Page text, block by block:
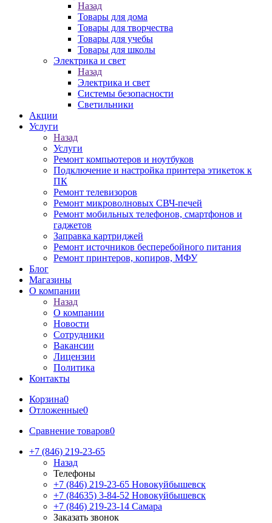
Назад
Товары для дома
Товары для творчества
Товары для учебы
Товары для школы
Электрика и свет
Назад
Электрика и свет
Системы безопасности
Светильники
Акции
Услуги
Назад
Услуги
Ремонт компьютеров и ноутбуков
Подключение и настройка принтера этикеток к
ПК
Ремонт телевизоров
Ремонт микроволновых СВЧ-печей
Ремонт мобильных телефонов, смартфонов и
гаджетов
Заправка картриджей
Ремонт источников бесперебойного питания
Ремонт принтеров, копиров, МФУ
Блог
Магазины
О компании
Назад
О компании
Новости
Сотрудники
Вакансии
Лицензии
Политика
Контакты
Корзина0
Отложенные0
Сравнение товаров0
+7 (846) 219-23-65
Назад
Телефоны
+7 (846) 219-23-65 Новокуйбышевск
+7 (84635) 3-84-52 Новокуйбышевск
+7 (846) 219-23-14 Самара
Заказать звонок